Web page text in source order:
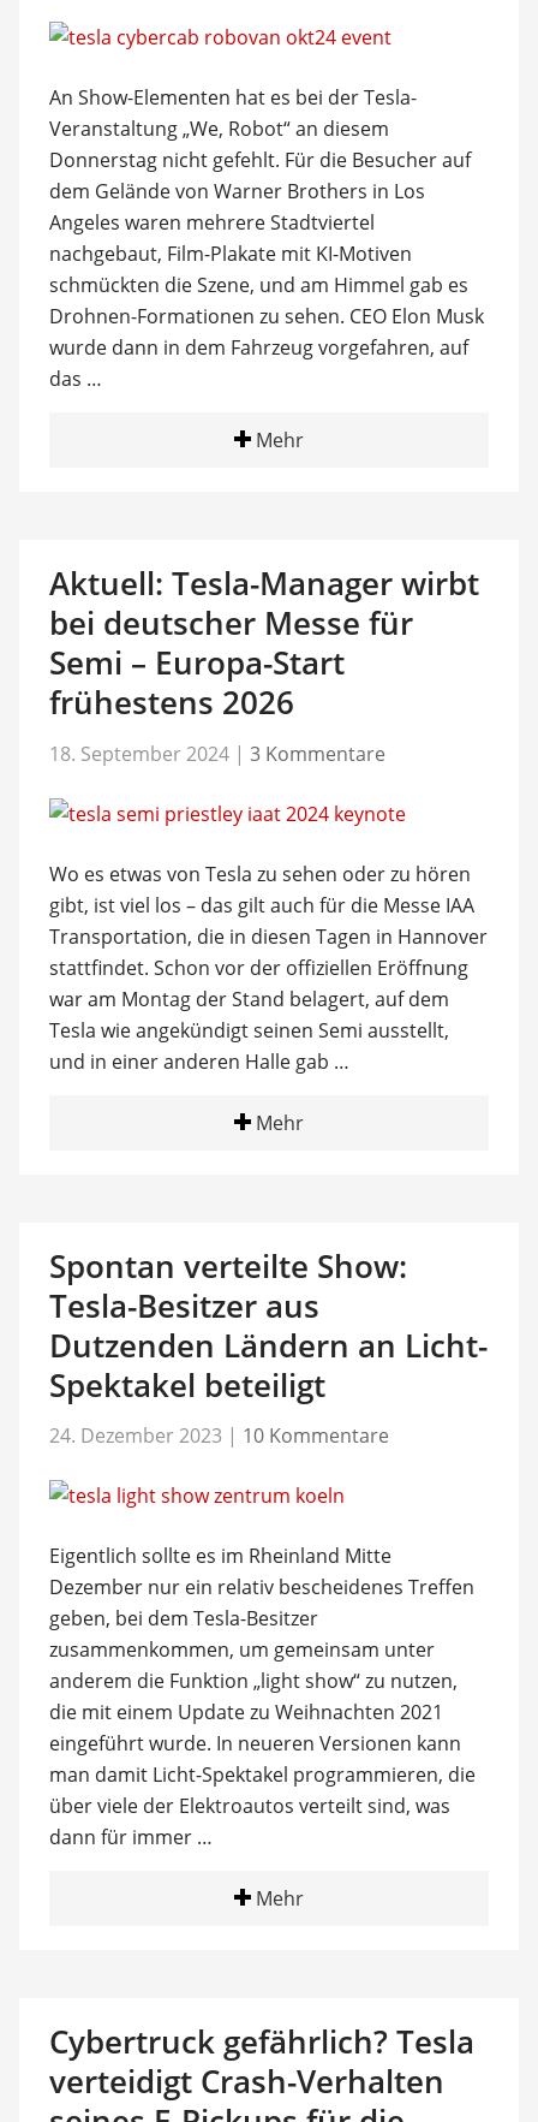
An Show-Elementen hat es bei der Tesla-
Veranstaltung „We, Robot“ an diesem
Donnerstag nicht gefehlt. Für die Besucher auf
dem Gelände von Warner Brothers in Los
Angeles waren mehrere Stadtviertel
nachgebaut, Film-Plakate mit KI-Motiven
schmückten die Szene, und am Himmel gab es
Drohnen-Formationen zu sehen. CEO Elon Musk
wurde dann in dem Fahrzeug vorgefahren, auf
das …
Mehr
Aktuell: Tesla-Manager wirbt
bei deutscher Messe für
Semi – Europa-Start
frühestens 2026
18. September 2024 | 3 Kommentare
Wo es etwas von Tesla zu sehen oder zu hören
gibt, ist viel los – das gilt auch für die Messe IAA
Transportation, die in diesen Tagen in Hannover
stattfindet. Schon vor der offiziellen Eröffnung
war am Montag der Stand belagert, auf dem
Tesla wie angekündigt seinen Semi ausstellt,
und in einer anderen Halle gab …
Mehr
Spontan verteilte Show:
Tesla-Besitzer aus
Dutzenden Ländern an Licht-
Spektakel beteiligt
24. Dezember 2023 | 10 Kommentare
Eigentlich sollte es im Rheinland Mitte
Dezember nur ein relativ bescheidenes Treffen
geben, bei dem Tesla-Besitzer
zusammenkommen, um gemeinsam unter
anderem die Funktion „light show“ zu nutzen,
die mit einem Update zu Weihnachten 2021
eingeführt wurde. In neueren Versionen kann
man damit Licht-Spektakel programmieren, die
über viele der Elektroautos verteilt sind, was
dann für immer …
Mehr
Cybertruck gefährlich? Tesla
verteidigt Crash-Verhalten